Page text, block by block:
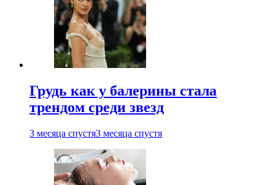
Грудь как у балерины стала
трендом среди звезд
3 месяца спустя3 месяца спустя